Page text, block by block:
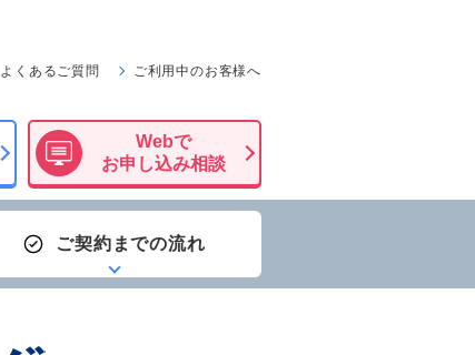
よくあるご質問 ご利用中のお客様へ
Webで
お申し込み相談
ご契約までの流れ